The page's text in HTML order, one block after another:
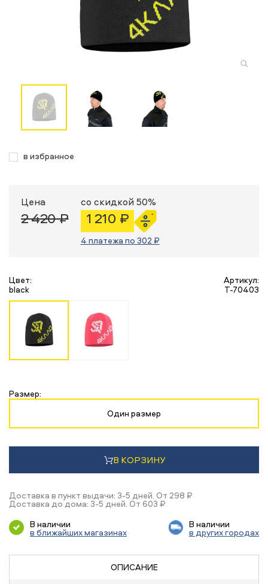
в избранное
Цена
2 420 ₽
со скидкой 50%
1 210 ₽
4 платежа по 302 ₽
Цвет:
black
Артикул:
T-70403
Размер:
Один размер
В КОРЗИНУ
Доставка в пункт выдачи: 3-5 дней. От 298 ₽
Доставка до дома: 3-5 дней. От 603 ₽
В наличии
в ближайших магазинах
В наличии
в других городах
ОПИСАНИЕ